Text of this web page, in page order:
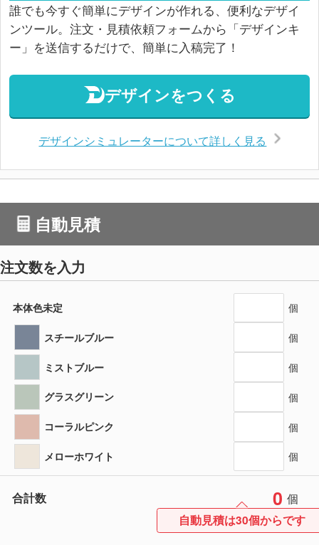
誰でも今すぐ簡単にデザインが作れる、便利なデザイ
ンツール。注文・見積依頼フォームから「デザインキ
ー」を送信するだけで、簡単に入稿完了！
デザインをつくる
デザインシミュレーターについて詳しく見る
自動見積
注文数を入力
本体色未定 個
スチールブルー 個
ミストブルー 個
グラスグリーン 個
コーラルピンク 個
メローホワイト 個
合計数 0 個
自動見積は30個からです